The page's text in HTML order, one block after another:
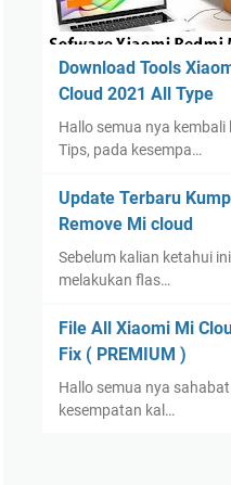
Download Tools
Cloud 2021 All Type
Hallo semua nya kembali
Tips, pada kesempa…
Update Terbaru
Remove Mi cloud
Sebelum kalian ketahui
melakukan flas…
File All Xiaomi Mi
Fix ( PREMIUM )
Hallo semua nya
kesempatan kal…